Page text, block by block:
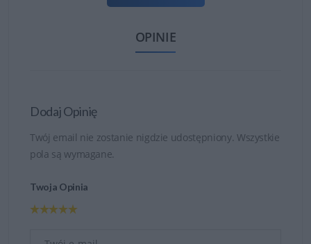
OPINIE
Dodaj Opinię
Twój email nie zostanie nigdzie udostępniony. Wszystkie
pola są wymagane.
Twoja Opinia